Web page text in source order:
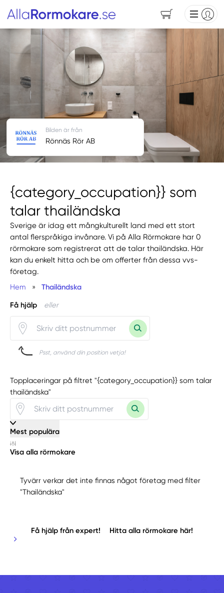
{category_occupation}} som
talar thailändska
Sverige är idag ett mångkulturellt land med ett stort
antal flerspråkiga invånare. Vi på Alla Rörmokare har 0
rörmokare som registrerat att de talar thailändska. Här
kan du enkelt hitta och be om offerter från dessa vvs-
företag.
Hem
» Thailändska
Få hjälp eller
Psst, använd din position vetja!
Bilden är från
Rönnäs Rör AB
Topplaceringar på filtret "{category_occupation}} som talar
thailändska"
Mest populära
Visa alla rörmokare
Tyvärr verkar det inte finnas något företag med filter
"Thailändska"
Få hjälp från expert! Hitta alla rörmokare här!